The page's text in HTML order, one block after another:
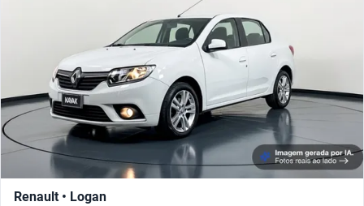
Renault • Logan